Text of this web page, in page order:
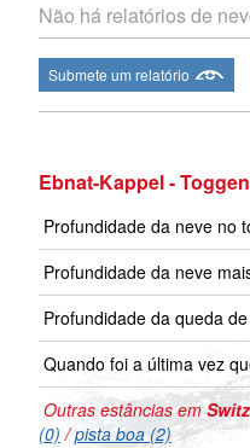
Não há relatórios de
Submete um relatório
Ebnat-Kappel -
Profundidade da neve no
Profundidade da neve
Profundidade da queda
Quando foi a última vez
Outras estâncias em
(0) /pista boa (2)